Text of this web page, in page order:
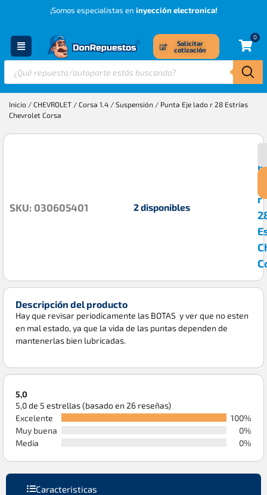
¡Somos especialistas en inyección electronica!
Solicitar
cotización
0
Inicio / CHEVROLET / Corsa 1.4 / Suspensión / Punta Eje lado r 28 Estrías
Chevrolet Corsa
r
SKU: 030605401 2 disponibles
Descripción del producto
Hay que revisar periodicamente las BOTAS y ver que no esten
en mal estado, ya que la vida de las puntas dependen de
mantenerlas bien lubricadas.
5,0
5,0 de 5 estrellas (basado en 26 reseñas)
Excelente
100%
Muy buena
0%
Media
0%
Caracteristicas